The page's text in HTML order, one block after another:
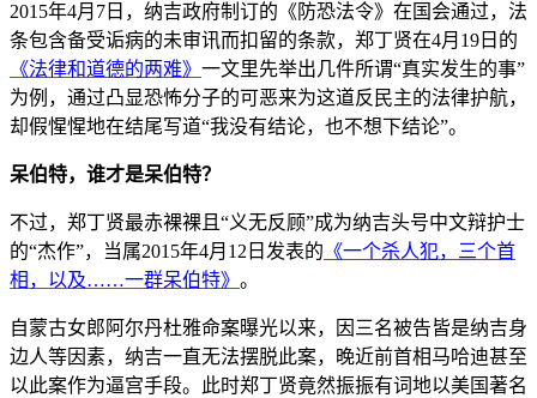
2015年4月7日，纳吉政府制订的《防恐法令》在国会通过，法
条包含备受诟病的未审讯而扣留的条款，郑丁贤在4月19日的
《法律和道德的两难》 一文里先举出几件所谓“真实发生的事”
为例，通过凸显恐怖分子的可恶来为这道反民主的法律护航，
却假惺惺地在结尾写道“我没有结论，也不想下结论”。
呆伯特，谁才是呆伯特？
不过，郑丁贤最赤裸裸且“义无反顾”成为纳吉头号中文辩护士
的“杰作”，当属2015年4月12日发表的 《一个杀人犯，三个首
相，以及……一群呆伯特》 。
自蒙古女郎阿尔丹杜雅命案曝光以来，因三名被告皆是纳吉身
边人等因素，纳吉一直无法摆脱此案，晚近前首相马哈迪甚至
以此案作为逼宫手段。此时郑丁贤竟然振振有词地以美国著名